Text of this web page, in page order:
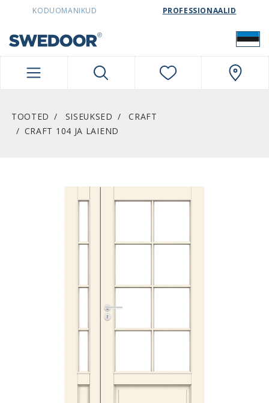
SWEDOORESTONIA NAVIGATION
KODUOMANIKUD PROFESSIONAALID
TOOTED SISEUKSED
CRAFT
CRAFT 104 JA LAIEND